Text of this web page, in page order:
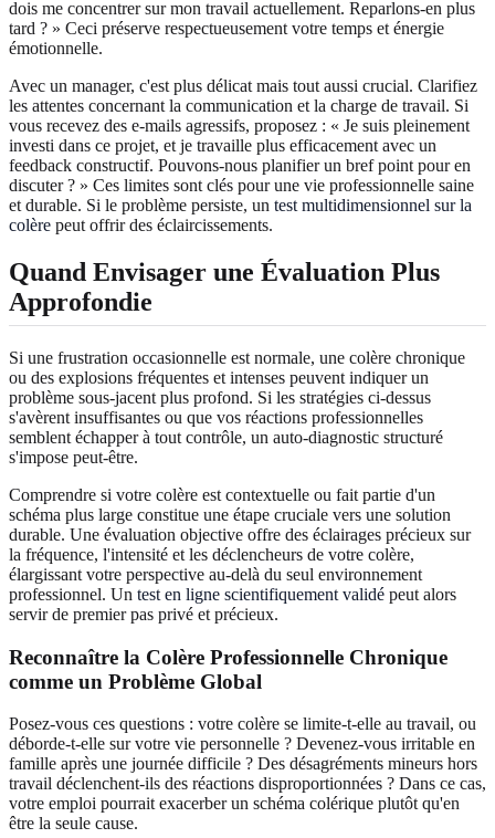
dois me concentrer sur mon travail actuellement. Reparlons-en plus
tard ? » Ceci préserve respectueusement votre temps et énergie
émotionnelle.
Avec un manager, c'est plus délicat mais tout aussi crucial. Clarifiez
les attentes concernant la communication et la charge de travail. Si
vous recevez des e-mails agressifs, proposez : « Je suis pleinement
investi dans ce projet, et je travaille plus efficacement avec un
feedback constructif. Pouvons-nous planifier un bref point pour en
discuter ? » Ces limites sont clés pour une vie professionnelle saine
et durable. Si le problème persiste, un test multidimensionnel sur la
colère peut offrir des éclaircissements.
Quand Envisager une Évaluation Plus
Approfondie
Si une frustration occasionnelle est normale, une colère chronique
ou des explosions fréquentes et intenses peuvent indiquer un
problème sous-jacent plus profond. Si les stratégies ci-dessus
s'avèrent insuffisantes ou que vos réactions professionnelles
semblent échapper à tout contrôle, un auto-diagnostic structuré
s'impose peut-être.
Comprendre si votre colère est contextuelle ou fait partie d'un
schéma plus large constitue une étape cruciale vers une solution
durable. Une évaluation objective offre des éclairages précieux sur
la fréquence, l'intensité et les déclencheurs de votre colère,
élargissant votre perspective au-delà du seul environnement
professionnel. Un test en ligne scientifiquement validé peut alors
servir de premier pas privé et précieux.
Reconnaître la Colère Professionnelle Chronique
comme un Problème Global
Posez-vous ces questions : votre colère se limite-t-elle au travail, ou
déborde-t-elle sur votre vie personnelle ? Devenez-vous irritable en
famille après une journée difficile ? Des désagréments mineurs hors
travail déclenchent-ils des réactions disproportionnées ? Dans ce cas,
votre emploi pourrait exacerber un schéma colérique plutôt qu'en
être la seule cause.